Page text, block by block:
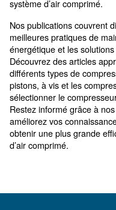
Bienvenue dans
comprimé, où nous
technologie de
multitude
l’air comprimé aux
des compresseurs.
professionnel
complète pour
leurs différentes
système d’air